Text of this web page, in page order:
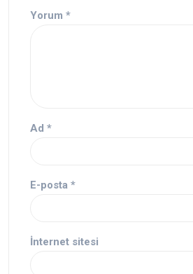
Yorum *
Ad *
E-posta *
İnternet sitesi